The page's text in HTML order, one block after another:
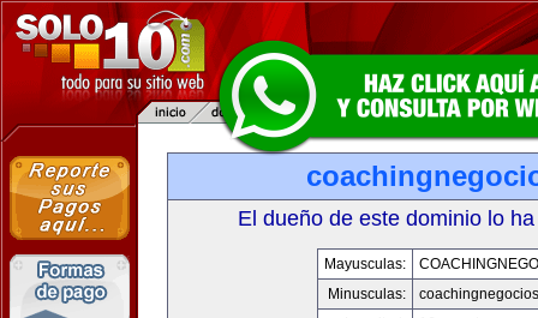
El dueño de este dominio lo
Mayusculas:
Minusculas: